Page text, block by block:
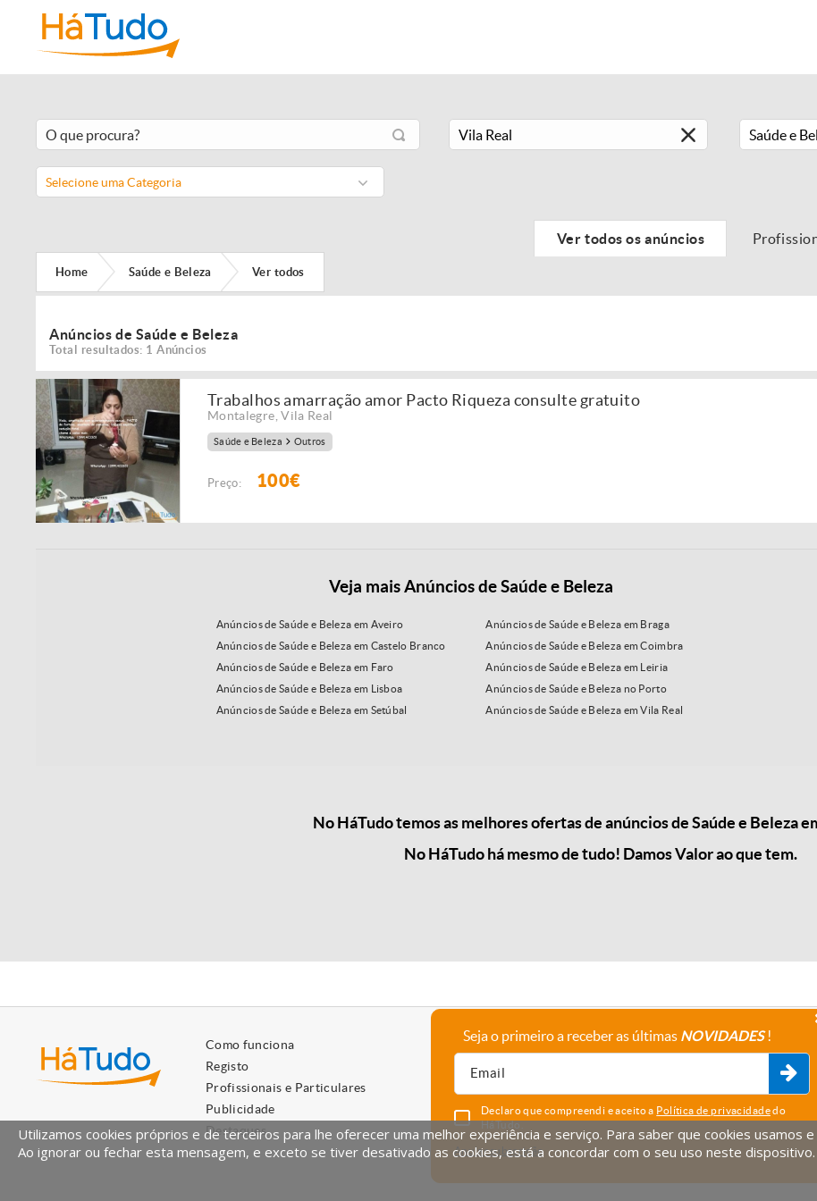
Saúde e
Selecione uma Categoria
Home Saúde e Beleza Ver todos
Ver todos os anúncios
Anúncios de Saúde e Beleza
Total resultados: 1 Anúncios
Trabalhos amarração amor Pacto Riqueza consulte gratuito
Montalegre ,Vila Real
Saúde e Beleza Outros
Preço: 100€
Veja mais Anúncios de Saúde e Beleza
Anúncios de Saúde e Beleza em Aveiro
Anúncios de Saúde e Beleza em Braga
Anúncios de Saúde e Beleza em Castelo Branco
Anúncios de Saúde e Beleza em Coimbra
Anúncios de Saúde e Beleza em Faro
Anúncios de Saúde e Beleza em Leiria
Anúncios de Saúde e Beleza em Lisboa
Anúncios de Saúde e Beleza no Porto
Anúncios de Saúde e Beleza em Setúbal
Anúncios de Saúde e Beleza em Vila Real
No HáTudo temos as melhores ofertas de anúncios de Saúde e Beleza
No HáTudo há mesmo de tudo! Damos Valor ao que tem.
Como funciona
Registo
Profissionais e Particulares
Publicidade
Destaques
A empresa
Parceiros
Seja o primeiro a receber as últimas NOVIDADES!
Declaro que compreendi e aceito a Política de privacidadedo
HáTudo.
Anular subscrição
Utilizamos cookies próprios e de terceiros para lhe oferecer uma melhor experiência e serviço. Para saber que cookies usamos
Ao ignorar ou fechar esta mensagem, e exceto se tiver desativado as cookies, está a concordar com o seu uso neste dispositivo.